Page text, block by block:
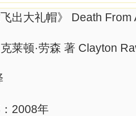
飞出大礼帽》 Death From
克莱顿·劳森 著 Clayton
2008年